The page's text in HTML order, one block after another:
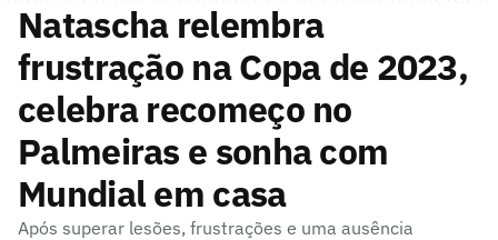
Natascha relembra
frustração na Copa de 2023,
celebra recomeço no
Palmeiras e sonha com
Mundial em casa
Após superar lesões, frustrações e uma ausência